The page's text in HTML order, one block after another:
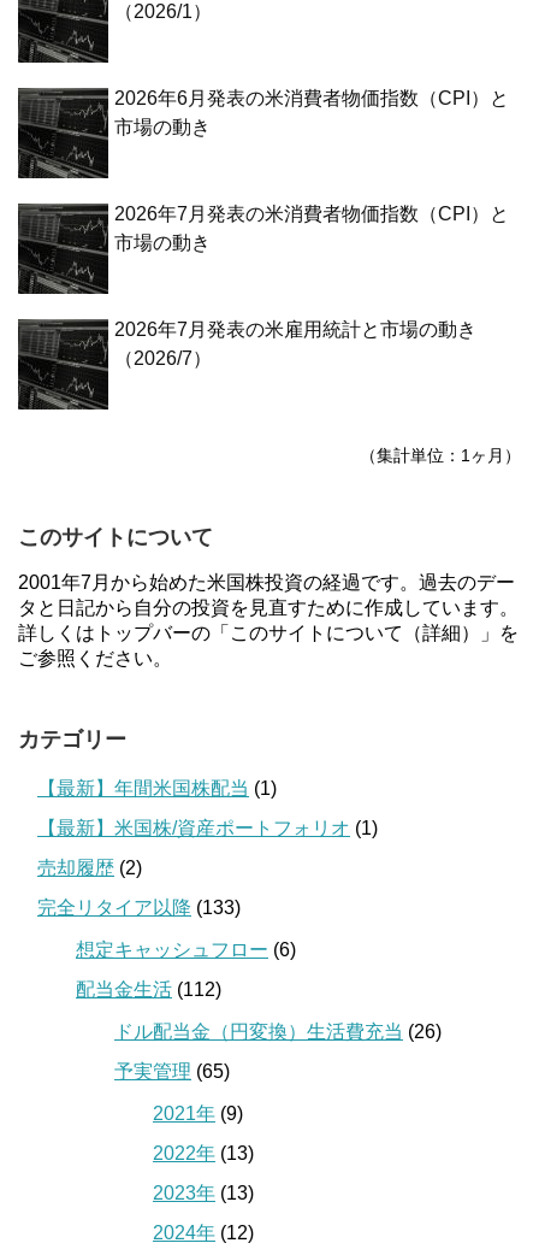
（2026/1）
2026年6月発表の米消費者物価指数（CPI）と
市場の動き
2026年7月発表の米消費者物価指数（CPI）と
市場の動き
2026年7月発表の米雇用統計と市場の動き
（2026/7）
（集計単位：1ヶ月）
このサイトについて
2001年7月から始めた米国株投資の経過です。過去のデー
タと日記から自分の投資を見直すために作成しています。
詳しくはトップバーの「このサイトについて（詳細）」を
ご参照ください。
カテゴリー
【最新】年間米国株配当 (1)
【最新】米国株/資産ポートフォリオ (1)
売却履歴 (2)
完全リタイア以降 (133)
想定キャッシュフロー (6)
配当金生活 (112)
ドル配当金（円変換）生活費充当 (26)
予実管理 (65)
2021年 (9)
2022年 (13)
2023年 (13)
2024年 (12)